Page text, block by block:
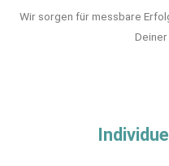
Wir sorgen für messbare